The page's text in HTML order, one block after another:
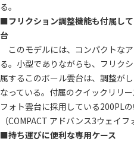
る。
■フリクション調整機能も付属し
台
このモデルには、コンパクトな
る。小型でありながらも、フリク
属するこのボール雲台は、調整が
なっている。付属のクイックリリ
フォト雲台に採用している200PL
（COMPACT アドバンス3ウェイフ
■持ち運びに便利な専用ケース